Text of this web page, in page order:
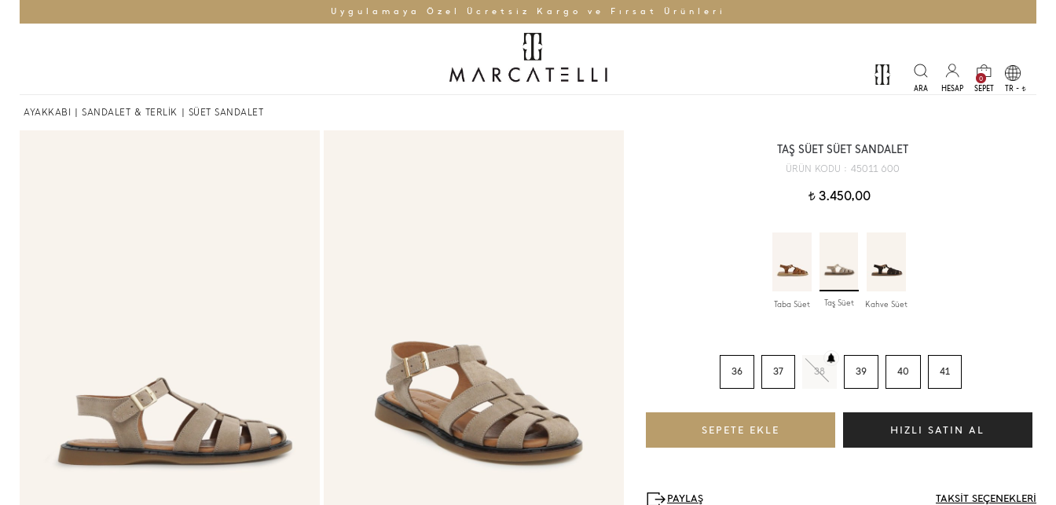
Uygulamaya Özel Ücretsiz Kargo ve Fırsat Ürünleri
0
TR - t
AYAKKABI SANDALET & TERLİK | SÜET SANDALET
TAŞ SÜET SÜET SANDALET
ÜRÜN KODU : 45011 600
t3.450,00
Taba Süet Taş Süet Kahve Süet
36 37 38 39 40 41
TAKSİT SEÇENEKLERİ